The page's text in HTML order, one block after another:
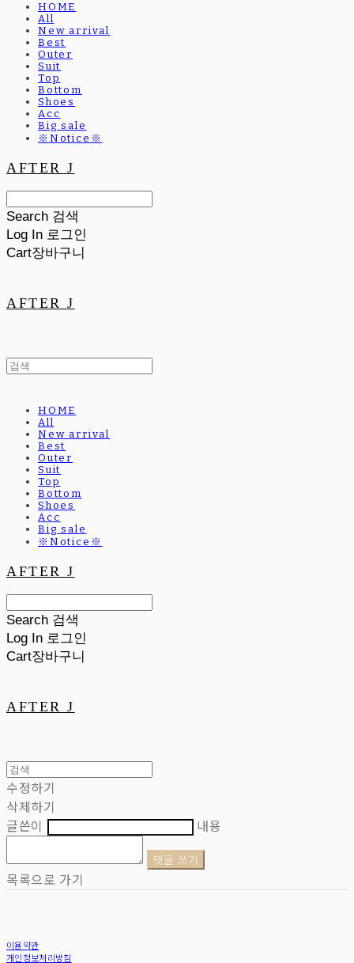
HOME
All
New arrival
Best
Outer
Suit
Top
Bottom
Shoes
Acc
Big sale
※Notice※
AFTER J
Search 검색
Log In 로그인
Cart장바구니
AFTER J
HOME
All
New arrival
Best
Outer
Suit
Top
Bottom
Shoes
Acc
Big sale
※Notice※
AFTER J
Search 검색
Log In 로그인
Cart장바구니
AFTER J
수정하기
삭제하기
글쓴이
내용
댓글 쓰기
목록으로 가기
이용약관
개인정보처리방침